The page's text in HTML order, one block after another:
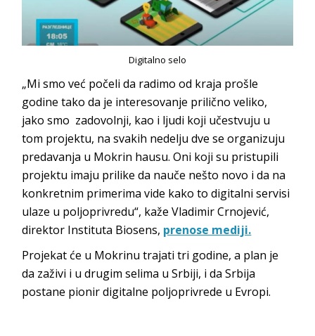
Digitalno selo
„Mi smo već počeli da radimo od kraja prošle
godine tako da je interesovanje prilično veliko,
jako smo zadovolnji, kao i ljudi koji učestvuju u
tom projektu, na svakih nedelju dve se organizuju
predavanja u Mokrin hausu. Oni koji su pristupili
projektu imaju prilike da nauče nešto novo i da na
konkretnim primerima vide kako to digitalni servisi
ulaze u poljoprivredu“, kaže Vladimir Crnojević,
direktor Instituta Biosens, prenose mediji.
Projekat će u Mokrinu trajati tri godine, a plan je
da zaživi i u drugim selima u Srbiji, i da Srbija
postane pionir digitalne poljoprivrede u Evropi.